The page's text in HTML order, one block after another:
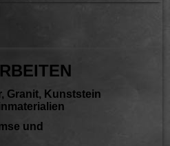
Granit, Kunststein
und